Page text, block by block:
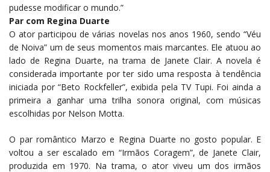
pudesse modificar o mundo.”
Par com Regina Duarte
O ator participou de várias novelas nos anos 1960, sendo “Véu
de Noiva” um de seus momentos mais marcantes. Ele atuou ao
lado de Regina Duarte, na trama de Janete Clair. A novela é
considerada importante por ter sido uma resposta à tendência
iniciada por “Beto Rockfeller”, exibida pela TV Tupi. Foi ainda a
primeira a ganhar uma trilha sonora original, com músicas
escolhidas por Nelson Motta.
O par romântico Marzo e Regina Duarte no gosto popular. E
voltou a ser escalado em “Irmãos Coragem”, de Janete Clair,
produzida em 1970. Na trama, o ator viveu um dos irmãos